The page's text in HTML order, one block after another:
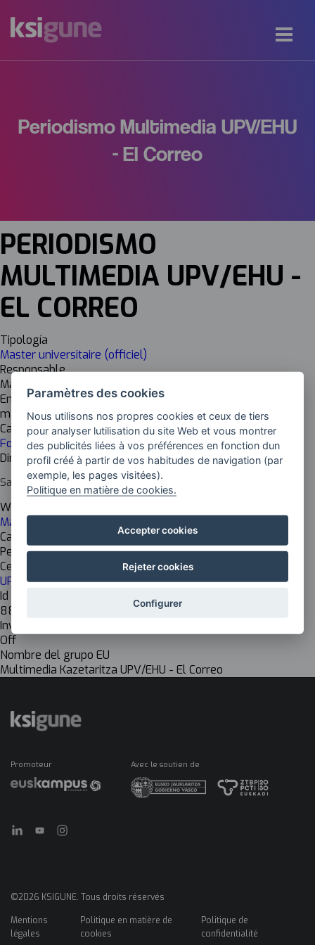
Periodismo Multimedia UPV/EHU
- El Correo
PERIODISMO
MULTIMEDIA UPV/EHU -
EL CORREO
Tipología
Master universitaire (officiel)
Responsable
María José Cantalapiedra
Email
mariajose.cantalapiedra@ehu.eus
Cadena de valor
Formation
Dirección del centro
Sarriena z/g 48940 Leioa, Bizkaia
Web del centro
Máster en Periodismo Multimedia
Cargo del responsable
Personal docente e investigador
Centro de investigación
UPV EHU CCSS+Comunicación
Id Inkesta
889
Investigación
Off
Nombre del grupo EU
Multimedia Kazetaritza UPV/EHU - El Correo
Promoteur Avec le soutien de
©2026 KSIGUNE. Tous droits réservés
Menú
Mentions
légales
Politique en matière de
cookies
Politique de
confidentialité
Paramètres des cookies
Nous utilisons nos propres cookies et ceux de tiers
pour analyser lutilisation du site Web et vous montrer
des publicités liées à vos préférences en fonction dun
profil créé à partir de vos habitudes de navigation (par
exemple, les pages visitées).
Politique en matière de cookies.
Accepter cookies
Rejeter cookies
Configurer